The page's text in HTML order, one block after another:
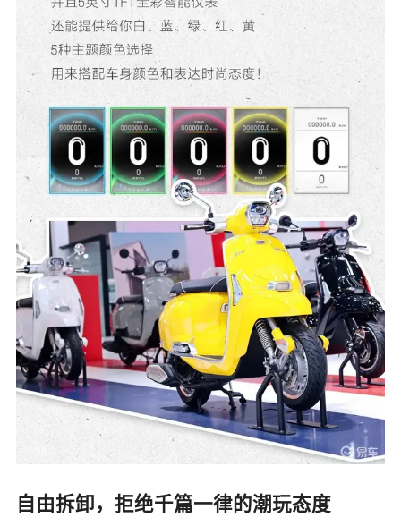
自由拆卸，拒绝千篇一律的潮玩态度